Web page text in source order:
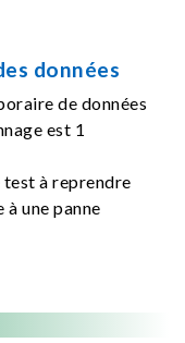
données
de données
est 1
à reprendre
une panne